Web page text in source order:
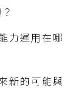
力運用在哪
新的可能與